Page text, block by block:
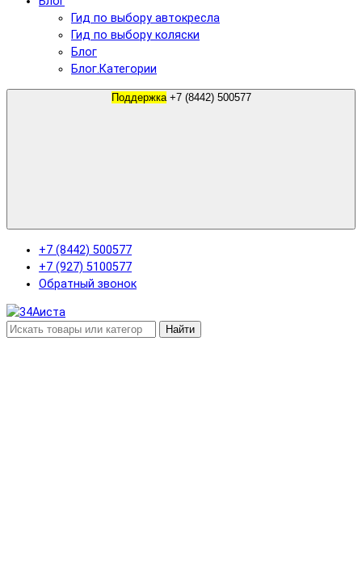
Гид по выбору автокресла
Гид по выбору коляски
Блог
Блог.Категории
Поддержка +7 (8442) 500577
+7 (8442) 500577
+7 (927) 5100577
Обратный звонок
Найти